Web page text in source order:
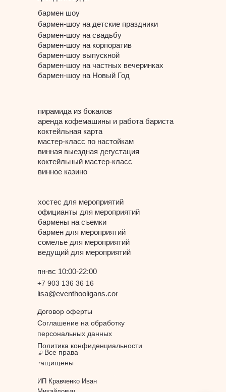
Политика конфиденциальности
Договор оферты
Соглашение на обработку
персональных данных
© Все права
защищены
+7 903 136 36 16
alisa@eventhooligans.com
ИП Кравченко Иван
пн-вс 10:00-22:00
пирамида из бокалов
аренда кофемашины и работа бариста
бармены на съемки
коктейльный мастер-класс
коктейльная карта
мастер-класс по настойкам
винная выездная дегустация
ведущий для мероприятий
бармен для мероприятий
сомелье для мероприятий
винное казино
хостес для мероприятий
официанты для мероприятий
бармен шоу
бармен-шоу на свадьбу
бармен-шоу на детские праздники
бармен-шоу на корпоратив
бармен-шоу выпускной
бармен-шоу на частных вечеринках
бармен-шоу на Новый Год